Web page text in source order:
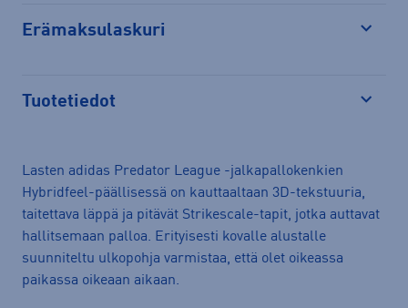
Erämaksulaskuri
Tuotetiedot
Lasten adidas Predator League -jalkapallokenkien
Hybridfeel-päällisessä on kauttaaltaan 3D-tekstuuria,
taitettava läppä ja pitävät Strikescale-tapit, jotka auttavat
hallitsemaan palloa. Erityisesti kovalle alustalle
suunniteltu ulkopohja varmistaa, että olet oikeassa
paikassa oikeaan aikaan.